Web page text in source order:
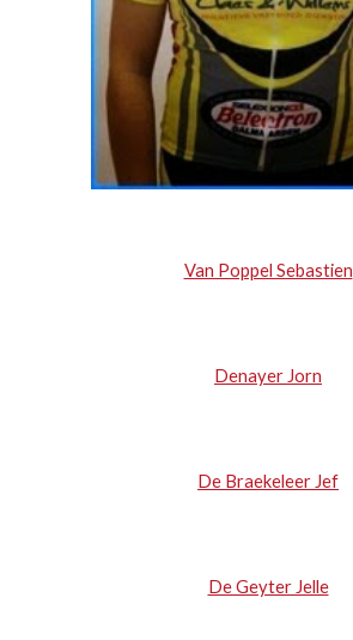
Van Poppel Sebastien
Denayer Jorn
De Braekeleer Jef
De Geyter Jelle